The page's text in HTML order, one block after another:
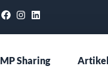
MP Sharing Artikel